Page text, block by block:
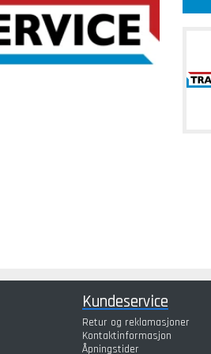
Kundeservice
Retur og reklamasjoner
Kontaktinformasjon
Åpningstider